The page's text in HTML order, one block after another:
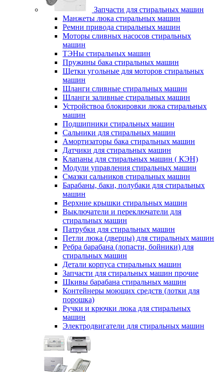
Запчасти для стиральных машин
Манжеты люка стиральных машин
Ремни привода стиральных машин
Моторы сливных насосов стиральных
машин
ТЭНы стиральных машин
Пружины бака стиральных машин
Щетки угольные для моторов стиральных
машин
Шланги сливные стиральных машин
Шланги заливные стиральных машин
Устройствоа блокировки люка стиральных
машин
Подшипники стиральных машин
Сальники для стиральных машин
Амортизаторы бака стиральных машин
Датчики для стиральных машин
Клапаны для стиральных машин ( КЭН)
Модули управления стиральных машин
Смазки сальников стиральных машин
Барабаны, баки, полубаки для стиральных
машин
Верхние крышки стиральных машин
Выключатели и переключатели для
стиральных машин
Патрубки для стиральных машин
Петли люка (дверцы) для стиральных машин
Ребра барабана (лопасти, бойники) для
стиральных машин
Детали корпуса стиральных машин
Запчасти для стиральных машин прочие
Шкивы барабана стиральных машин
Контейнеры моющих средств (лотки для
порошка)
Ручки и крючки люка для стиральных
машин
Электродвигатели для стиральных машин